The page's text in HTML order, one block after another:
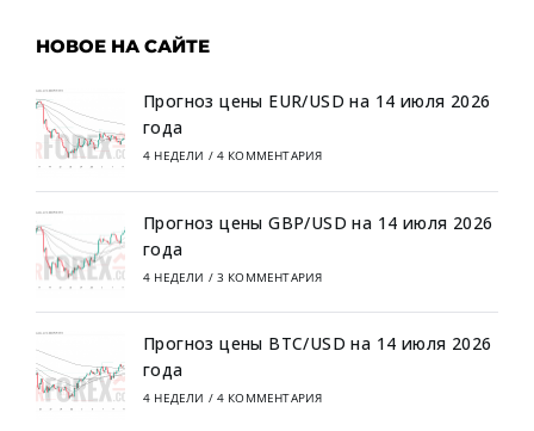
НОВОЕ НА САЙТЕ
Прогноз цены EUR/USD на 14 июля 2026
года
4 НЕДЕЛИ / 4 КОММЕНТАРИЯ
Прогноз цены GBP/USD на 14 июля 2026
года
4 НЕДЕЛИ / 3 КОММЕНТАРИЯ
Прогноз цены BTC/USD на 14 июля 2026
года
4 НЕДЕЛИ / 4 КОММЕНТАРИЯ